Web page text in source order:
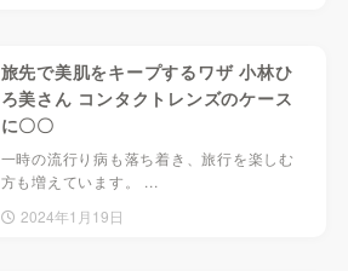
旅先で美肌をキープするワザ 小林ひ
ろ美さん コンタクトレンズのケース
に〇〇
一時の流行り病も落ち着き、旅行を楽しむ
方も増えています。 ...
2024年1月19日